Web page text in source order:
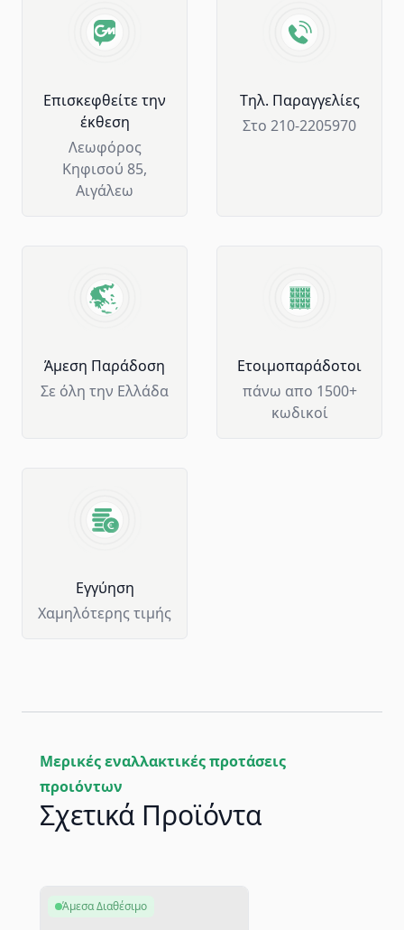
Επισκεφθείτε την
έκθεση
Λεωφόρος
Κηφισού 85,
Αιγάλεω
Tηλ. Παραγγελίες
Στο 210-2205970
Άμεση Παράδοση
Σε όλη την Ελλάδα
Ετοιμοπαράδοτοι
πάνω απο 1500+
κωδικοί
Eγγύηση
Χαμηλότερης τιμής
Μερικές εναλλακτικές προτάσεις
προιόντων
Σχετικά Προϊόντα
Άμεσα Διαθέσιμο